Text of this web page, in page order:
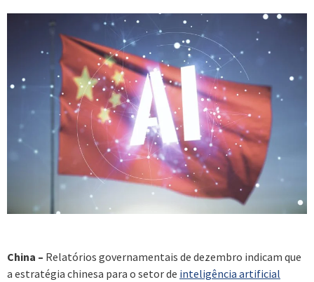
China – Relatórios governamentais de dezembro indicam que
a estratégia chinesa para o setor de inteligência artificial